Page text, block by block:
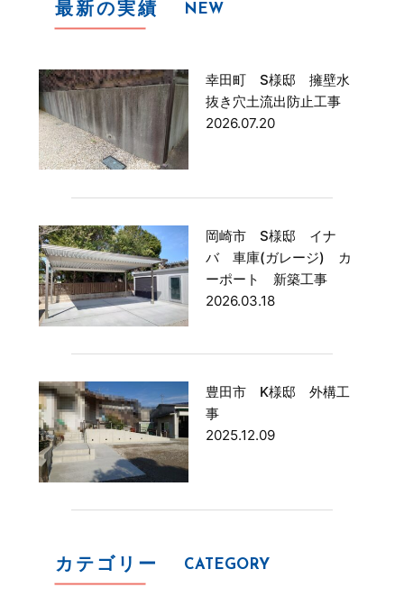
最新の実績 NEW
幸田町 S様邸 擁壁水
抜き穴土流出防止工事
2026.07.20
岡崎市 S様邸 イナ
バ 車庫(ガレージ) カ
ーポート 新築工事
2026.03.18
豊田市 K様邸 外構工
事
2025.12.09
カテゴリー CATEGORY